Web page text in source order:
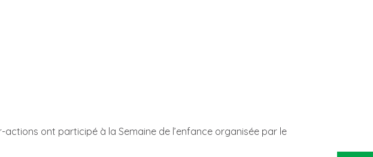
ont participé à la Semaine de l’enfance organisée par le